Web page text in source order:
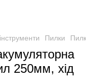
Пилки
250мм, хід